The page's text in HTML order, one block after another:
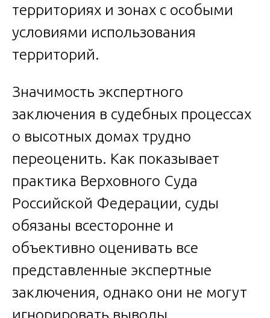
территориях и зонах с особыми
условиями использования
территорий.
Значимость экспертного
заключения в судебных процессах
о высотных домах трудно
переоценить. Как показывает
практика Верховного Суда
Российской Федерации, суды
обязаны всесторонне и
объективно оценивать все
представленные экспертные
заключения, однако они не могут
игнорировать выводы